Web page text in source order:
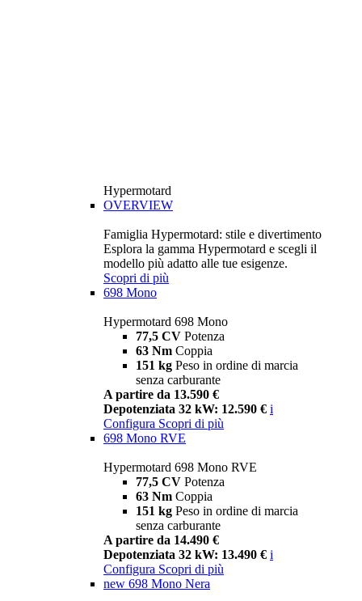
Hypermotard
OVERVIEW
Famiglia Hypermotard: stile e divertimento
Esplora la gamma Hypermotard e scegli il
modello più adatto alle tue esigenze.
Scopri di più
698 Mono
Hypermotard 698 Mono
77,5 CV Potenza
63 Nm Coppia
151 kg Peso in ordine di marcia
senza carburante
A partire da 13.590 €
Depotenziata 32 kW: 12.590 € i
Configura Scopri di più
698 Mono RVE
Hypermotard 698 Mono RVE
77,5 CV Potenza
63 Nm Coppia
151 kg Peso in ordine di marcia
senza carburante
A partire da 14.490 €
Depotenziata 32 kW: 13.490 € i
Configura Scopri di più
new 698 Mono Nera